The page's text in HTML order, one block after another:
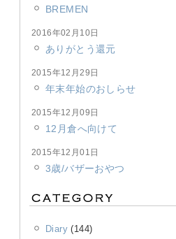
BREMEN
2016年02月10日
ありがとう還元
2015年12月29日
年末年始のおしらせ
2015年12月09日
12月倉へ向けて
2015年12月01日
3歳/バザーおやつ
Diary(144)